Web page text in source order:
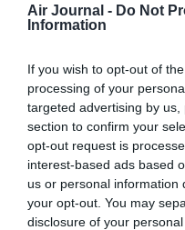
Air Journal - Do Not
Information
If you wish to opt-out of
processing of your
targeted advertising by
section to confirm your
opt-out request is
interest-based ads based
us or personal information
your opt-out. You may
disclosure of your
TFFRYYZ a commenté
Pointe‑à‑Pitre –